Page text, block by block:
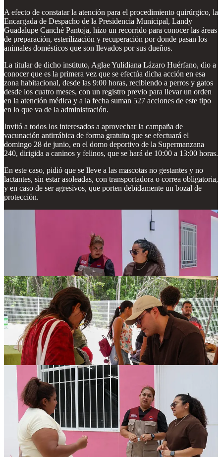
A efecto de constatar la atención para el procedimiento quirúrgico, la
Encargada de Despacho de la Presidencia Municipal, Landy
Guadalupe Canché Pantoja, hizo un recorrido para conocer las áreas
de preparación, esterilización y recuperación por donde pasan los
animales domésticos que son llevados por sus dueños.
La titular de dicho instituto, Aglae Yulidiana Lázaro Huérfano, dio a
conocer que es la primera vez que se efectúa dicha acción en esa
zona habitacional, desde las 9:00 horas, recibiendo a perros y gatos
desde los cuatro meses, con un registro previo para llevar un orden
en la atención médica y a la fecha suman 527 acciones de este tipo
en lo que va de la administración.
Invitó a todos los interesados a aprovechar la campaña de
vacunación antirrábica de forma gratuita que se efectuará el
domingo 28 de junio, en el domo deportivo de la Supermanzana
240, dirigida a caninos y felinos, que se hará de 10:00 a 13:00 horas.
En este caso, pidió que se lleve a las mascotas no gestantes y no
lactantes, sin estar asoleadas, con transportadora o correa obligatoria,
y en caso de ser agresivos, que porten debidamente un bozal de
protección.